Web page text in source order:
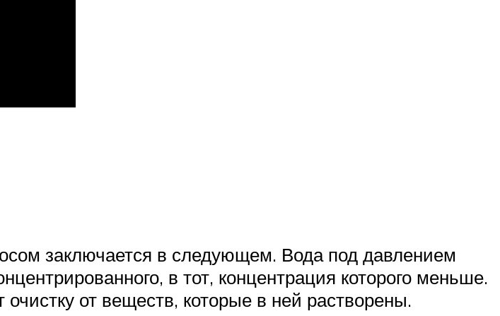
заключается в следующем. Вода под давлением
в тот, концентрация которого меньше.
от веществ, которые в ней растворены.